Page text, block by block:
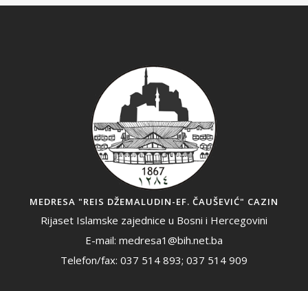
MEDRESA "REIS DŽEMALUDIN-EF. ČAUŠEVIĆ" CAZIN
Rijaset Islamske zajednice u Bosni i Hercegovini
E-mail: medresa1@bih.net.ba
Telefon/fax: 037 514 893; 037 514 909